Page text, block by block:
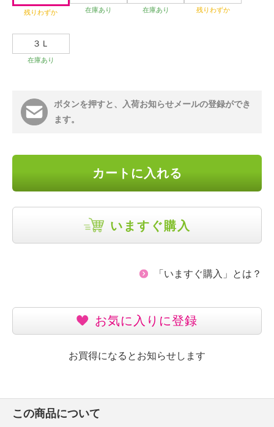
残りわずか 在庫あり 在庫あり 残りわずか
３Ｌ
在庫あり
ボタンを押すと、入荷お知らせメールの登録ができ
ます。
カートに入れる
いますぐ購入
「いますぐ購入」とは？
お気に入りに登録
お買得になるとお知らせします
この商品について